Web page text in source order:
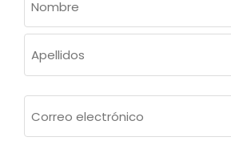
(OBLIGATORIO)
Nombre
electrónico